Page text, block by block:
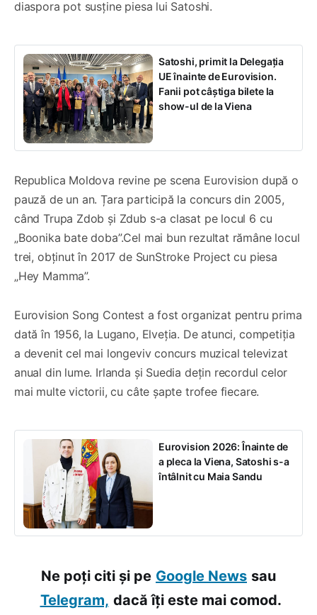
diaspora pot susține piesa lui Satoshi.
Satoshi, primit la Delegația
UE înainte de Eurovision.
Fanii pot câștiga bilete la
show-ul de la Viena
Republica Moldova revine pe scena Eurovision după o
pauză de un an. Țara participă la concurs din 2005,
când Trupa Zdob și Zdub s-a clasat pe locul 6 cu
„Boonika bate doba”.Cel mai bun rezultat rămâne locul
trei, obținut în 2017 de SunStroke Project cu piesa
„Hey Mamma”.
Eurovision Song Contest a fost organizat pentru prima
dată în 1956, la Lugano, Elveția. De atunci, competiția
a devenit cel mai longeviv concurs muzical televizat
anual din lume. Irlanda și Suedia dețin recordul celor
mai multe victorii, cu câte șapte trofee fiecare.
Eurovision 2026: Înainte de
a pleca la Viena, Satoshi s-a
întâlnit cu Maia Sandu
Ne poți citi și pe Google News sau
Telegram, dacă îți este mai comod.